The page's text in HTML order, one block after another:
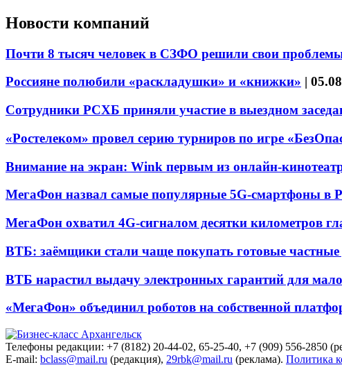
Новости компаний
Почти 8 тысяч человек в СЗФО решили свои
Россияне полюбили «раскладушки» и «книжки» |
Сотрудники РСХБ приняли участие в выездном
«Ростелеком» провел серию турниров по игре
Внимание на экран: Wink первым из онлайн-
МегаФон назвал самые популярные 5G-смартфоны в
МегаФон охватил 4G-сигналом десятки километров
ВТБ: заёмщики стали чаще покупать готовые частные
ВТБ нарастил выдачу электронных гарантий для
«МегаФон» объединил роботов на собственной
Телефоны редакции: +7 (8182) 20-44-02, 65-25-40, +7 (909) 556-2850
E-mail: bclass@mail.ru (редакция), 29rbk@mail.ru (реклама). Политика